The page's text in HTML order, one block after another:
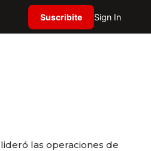
Suscribite Sign In
las operaciones de